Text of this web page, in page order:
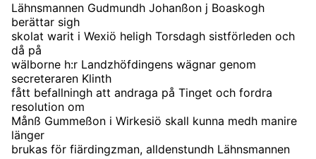
Lähnsmannen Gudmundh Johanßon j Boaskogh
berättar sigh
skolat warit i Wexiö heligh Torsdagh sistförleden och
då på
wälborne h:r Landzhöfdingens wägnar genom
secreteraren Klinth
fått befallningh att andraga på Tinget och fordra
resolution om
Månß Gummeßon i Wirkesiö skall kunna medh manire
länger
brukas för fiärdingzman, alldenstundh Lähnsmannen